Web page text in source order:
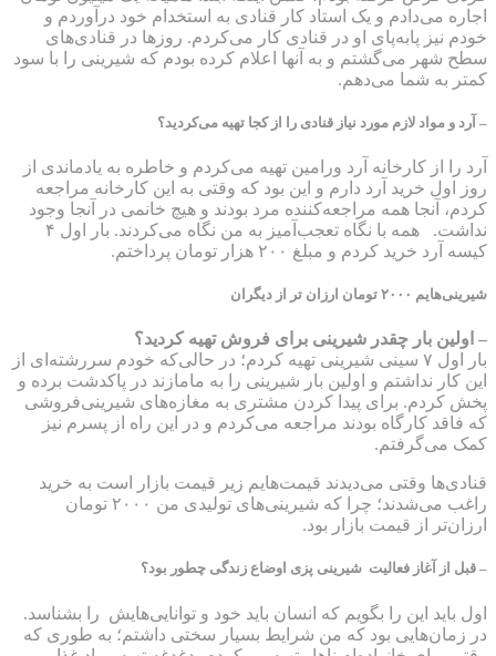
اجاره می‌دادم و یک استاد کار قنادی به استخدام خود درآوردم و
خودم نیز پابه‌پای او در قنادی کار می‌کردم. روزها در قنادی‌های
سطح شهر می‌گشتم و به آنها اعلام کرده بودم که شیرینی را با سود
کمتر به شما می‌دهم.
– آرد و مواد لازم مورد نیاز قنادی را از کجا تهیه می‌کردید؟
آرد را از کارخانه آرد ورامین تهیه می‌کردم و خاطره‌ به‌ یادماندی از
روز اول خرید آرد دارم و این بود که وقتی به این کارخانه مراجعه
کردم، آنجا همه مراجعه‌کننده مرد بودند و هیچ خانمی در آنجا وجود
نداشت. همه با نگاه تعجب‌آمیز به من نگاه می‌کردند. بار اول ۴
کیسه آرد خرید کردم و مبلغ ۲۰۰ هزار تومان پرداختم.
شیرینی‌هایم ۲۰۰۰ تومان ارزان تر از دیگران
– اولین بار چقدر شیرینی برای فروش تهیه کردید؟
بار اول ۷ سینی شیرینی تهیه کردم؛ در حالی‌که خودم سررشته‌ای از
این کار نداشتم و اولین بار شیرینی را به مامازند در پاکدشت برده و
پخش کردم. برای پیدا کردن مشتری به مغازه‌های شیرینی‌فروشی
که فاقد کارگاه بودند مراجعه می‌کردم و در این راه از پسرم نیز
کمک می‌گرفتم.
قنادی‌ها وقتی می‌دیدند قیمت‌هایم زیر قیمت بازار است به خرید
راغب می‌شدند؛ چرا که شیرینی‌های تولیدی من ۲۰۰۰ تومان
ارزان‌تر از قیمت بازار بود.
– قبل از آغاز فعالیت شیرینی پزی اوضاع زندگی چطور بود؟
اول باید این را بگویم که انسان باید خود و توانایی‌هایش را بشناسد.
در زمان‌هایی بود که من شرایط بسیار سختی داشتم؛ به‌ طوری که